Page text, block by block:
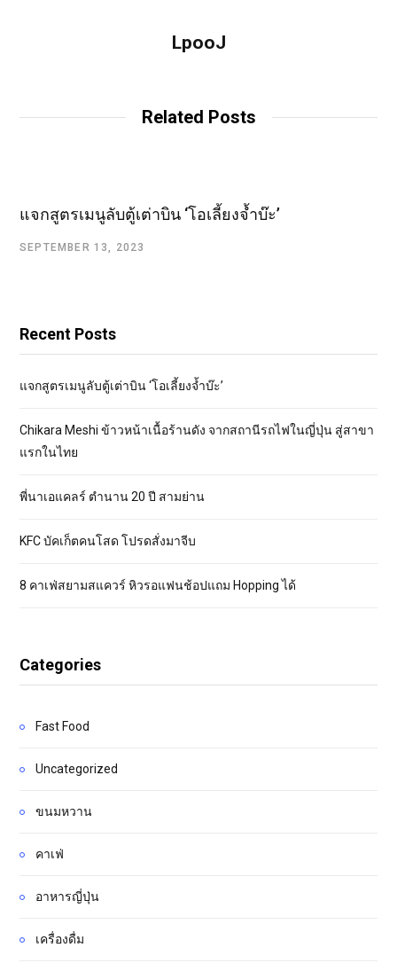
LpooJ
Related Posts
แจกสูตรเมนูลับตู้เต่าบิน ‘โอเลี้ยงจ้ำบ๊ะ’
SEPTEMBER 13, 2023
Recent Posts
แจกสูตรเมนูลับตู้เต่าบิน ‘โอเลี้ยงจ้ำบ๊ะ’
Chikara Meshi ข้าวหน้าเนื้อร้านดัง จากสถานีรถไฟในญี่ปุ่น สู่สาขา
แรกในไทย
พี่นาเอแคลร์ ตำนาน 20 ปี สามย่าน
KFC บัคเก็ตคนโสด โปรดสั่งมาจีบ
8 คาเฟ่สยามสแควร์ หิวรอแฟนช้อปแถม Hopping ได้
Categories
Fast Food
Uncategorized
ขนมหวาน
คาเฟ่
อาหารญี่ปุ่น
เครื่องดื่ม